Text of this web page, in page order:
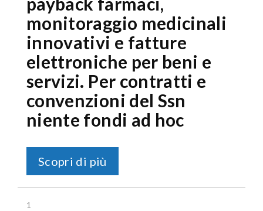
monitoraggio medicinali
innovativi e fatture
elettroniche per beni e
servizi. Per contratti e
convenzioni del Ssn
niente fondi ad hoc
Scopri di più
1